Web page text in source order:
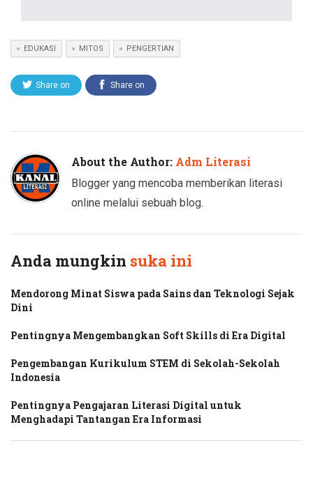
EDUKASI MITOS PENGERTIAN
Share on Share on
About the Author: Adm Literasi
Blogger yang mencoba memberikan literasi
online melalui sebuah blog.
Anda mungkin suka ini
Mendorong Minat Siswa pada Sains dan Teknologi Sejak
Dini
Pentingnya Mengembangkan Soft Skills di Era Digital
Pengembangan Kurikulum STEM di Sekolah-Sekolah
Indonesia
Pentingnya Pengajaran Literasi Digital untuk
Menghadapi Tantangan Era Informasi